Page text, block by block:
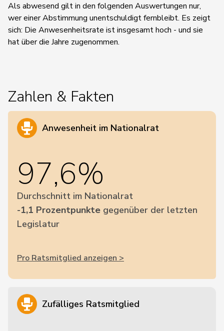
Als abwesend gilt in den folgenden Auswertungen nur,
wer einer Abstimmung unentschuldigt fernbleibt. Es zeigt
sich: Die Anwesenheitsrate ist insgesamt hoch - und sie
hat über die Jahre zugenommen.
Zahlen & Fakten
Anwesenheit im Nationalrat
97,6%
Durchschnitt im Nationalrat
-1,1 Prozentpunkte gegenüber der letzten
Legislatur
Pro Ratsmitglied anzeigen >
Zufälliges Ratsmitglied